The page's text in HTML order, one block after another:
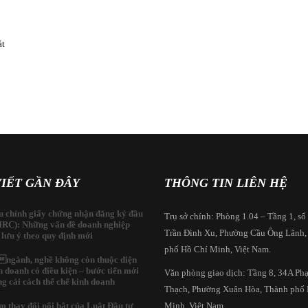
GẦN ĐÂY
chỉnh giấy chứng nhận đăng ký đầu
Những vấn đề doanh nghiệp
lưu ý theo quy định mới
ngành, nghề không còn thuộc diện
doanh có điều kiện – bước tiến mới
cải cách thể chế kinh doanh
thay đổi nổi bật của Luật Đầu tư
THÔNG TIN LIÊN HỆ
Trụ sở chính: Phòng 1.04 – Tầng 1, số
Trần Đình Xu, Phường Cầu Ông Lãnh,
phố Hồ Chí Minh, Việt Nam.
Văn phòng giao dịch: Tầng 8, 34A
Thạch, Phường Xuân Hòa, Thành phố
Minh, Việt Nam.